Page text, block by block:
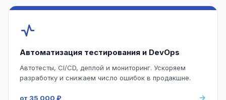
Автоматизация тестирования и DevOps
Автотесты, CI/CD, деплой и мониторинг. Ускоряем
разработку и снижаем число ошибок в продакшне.
от 35 000 ₽